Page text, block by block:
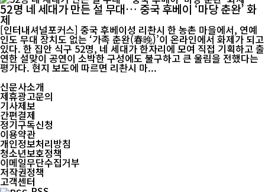
52명 네 세대가 만든 설 무대… 중국 후베이 ‘마당 춘완’ 화
제
[인터내셔널포커스] 중국 후베이성 리촨시 한 농촌 마을에서, 연예
인도 무대 장치도 없는 ‘가족 춘완(春晚)’이 온라인에서 화제가 되고
있다. 한 집안 식구 52명, 네 세대가 한자리에 모여 직접 기획하고 출
연한 설맞이 공연이 소박한 구성에도 불구하고 큰 울림을 전했다는
평가다. 현지 보도에 따르면 리촨시 마...
신문사소개
제휴광고문의
기사제보
간편결제
정기구독신청
이용약관
개인정보처리방침
청소년보호정책
이메일무단수집거부
저작권정책
고객센터